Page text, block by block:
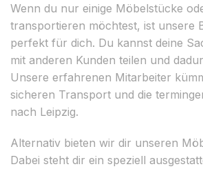
Wenn du nur einige Möbelstücke
transportieren möchtest, ist unsere
perfekt für dich. Du kannst deine
mit anderen Kunden teilen und
Unsere erfahrenen Mitarbeiter
sicheren Transport und die
nach Leipzig.
Alternativ bieten wir dir unseren
Dabei steht dir ein speziell